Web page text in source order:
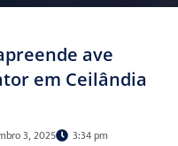
ave
em Ceilândia
3, 2025 3:34 pm